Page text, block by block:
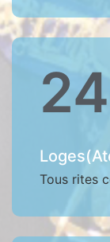
24
Tous rites